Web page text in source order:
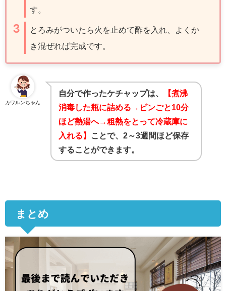
す。
とろみがついたら火を止めて酢を入れ、よくか
き混ぜれば完成です。
カワルンちゃん
自分で作ったケチャップは、
【煮沸
消毒した瓶に詰める→ビンごと10分
ほど熱湯へ→粗熱をとって冷蔵庫に
入れる】
ことで、2 ～3週間ほど保存
することができます。
まとめ